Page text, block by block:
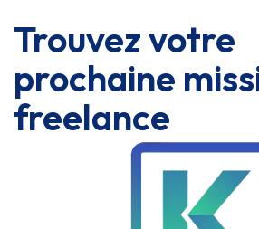
Trouvez votre
prochaine
freelance